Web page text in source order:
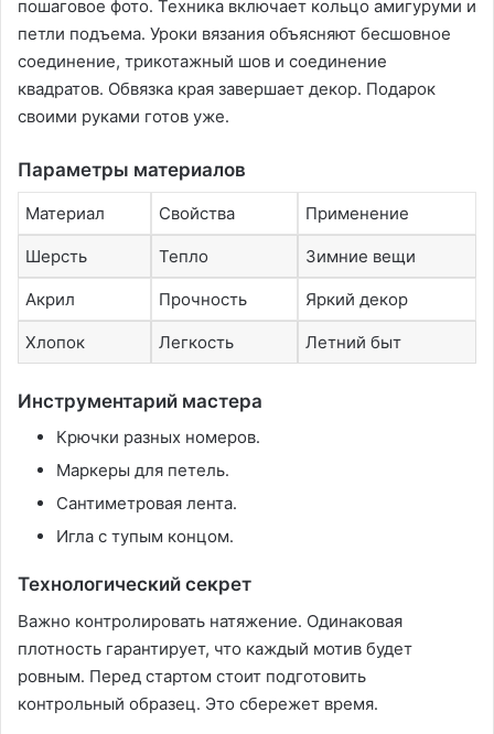
пошаговое фото․ Техника включает кольцо амигуруми и
петли подъема․ Уроки вязания объясняют бесшовное
соединение, трикотажный шов и соединение
квадратов․ Обвязка края завершает декор․ Подарок
своими руками готов уже․
Параметры материалов
Материал Свойства Применение
Шерсть Тепло Зимние вещи
Акрил Прочность Яркий декор
Хлопок Легкость Летний быт
Инструментарий мастера
Крючки разных номеров․
Маркеры для петель․
Сантиметровая лента․
Игла с тупым концом․
Технологический секрет
Важно контролировать натяжение․ Одинаковая
плотность гарантирует, что каждый мотив будет
ровным․ Перед стартом стоит подготовить
контрольный образец․ Это сбережет время․